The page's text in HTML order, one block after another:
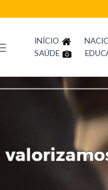
INÍCIO
SAÚDE